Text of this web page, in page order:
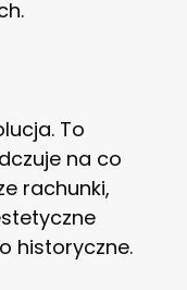
To
na co
rachunki,
historyczne.